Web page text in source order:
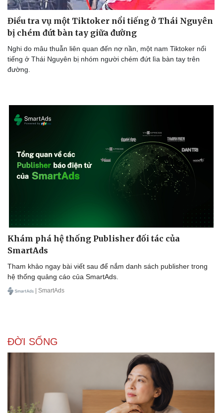
Doanh nghiệp
Vì cộng đồng
Công nghệ
Sành điệu
Tin Công nghệ
Trải nghiệm
Chuyển đổi số
Điều tra vụ một Tiktoker nổi tiếng ở Thái Nguyên
bị chém đứt bàn tay giữa đường
Nghi do mâu thuẫn liên quan đến nợ nần, một nam Tiktoker nổi
tiếng ở Thái Nguyên bị nhóm người chém đứt lìa bàn tay trên
đường.
Khám phá hệ thống Publisher đối tác của
SmartAds
Tham khảo ngay bài viết sau để nắm danh sách publisher trong
hệ thống quảng cáo của SmartAds.
| SmartAds
ĐỜI SỐNG